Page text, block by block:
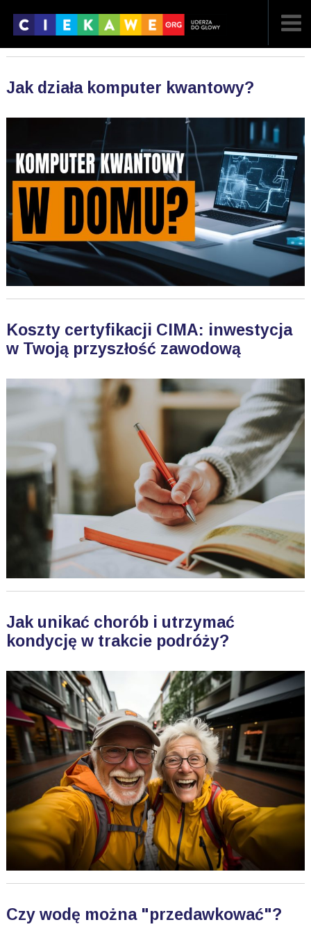
Jak działa komputer kwantowy?
Koszty certyfikacji CIMA: inwestycja
w Twoją przyszłość zawodową
Jak unikać chorób i utrzymać
kondycję w trakcie podróży?
Czy wodę można "przedawkować"?
LOSOWE
A ARTYKUŁY
F FILMY
GALERIA
REGULAMIN
KONTAKT